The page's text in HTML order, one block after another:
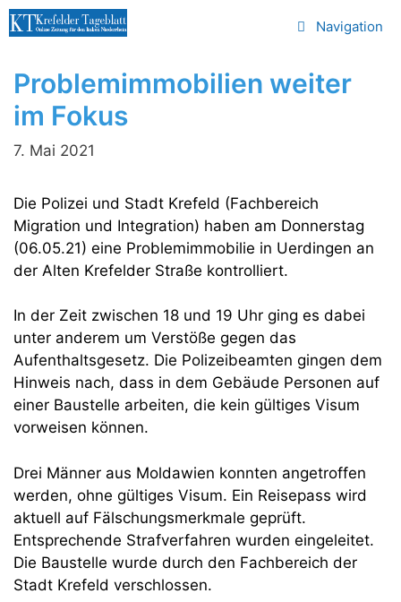
Zum
Inhalt
Navigation
Problemimmobilien weiter
im Fokus
7. Mai 2021
Die Polizei und Stadt Krefeld (Fachbereich
Migration und Integration) haben am Donnerstag
(06.05.21) eine Problemimmobilie in Uerdingen an
der Alten Krefelder Straße kontrolliert.
In der Zeit zwischen 18 und 19 Uhr ging es dabei
unter anderem um Verstöße gegen das
Aufenthaltsgesetz. Die Polizeibeamten gingen dem
Hinweis nach, dass in dem Gebäude Personen auf
einer Baustelle arbeiten, die kein gültiges Visum
vorweisen können.
Drei Männer aus Moldawien konnten angetroffen
werden, ohne gültiges Visum. Ein Reisepass wird
aktuell auf Fälschungsmerkmale geprüft.
Entsprechende Strafverfahren wurden eingeleitet.
Die Baustelle wurde durch den Fachbereich der
Stadt Krefeld verschlossen.